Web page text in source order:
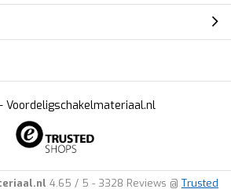
Voordeligschakelmateriaal.nl
4.65 / 5 - 3328 Reviews @ Trusted